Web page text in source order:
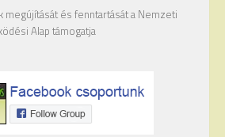
megújítását és fenntartását a Nemzeti
Alap támogatja